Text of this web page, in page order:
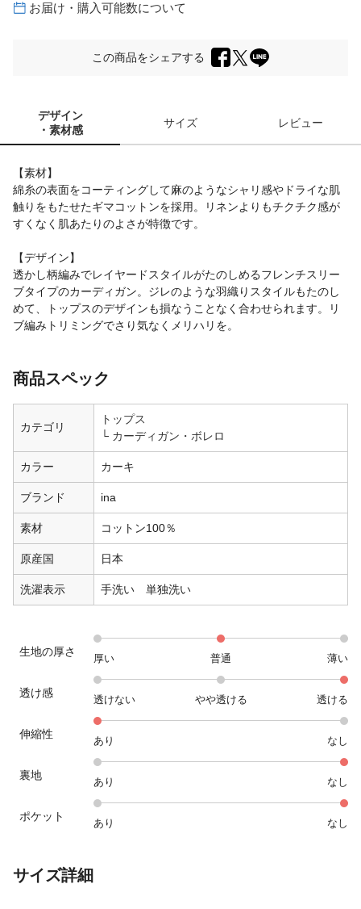
お届け・購入可能数について
この商品をシェアする
デザイン
・素材感
サイズ レビュー
【素材】
綿糸の表面をコーティングして麻のようなシャリ感やドライな肌
触りをもたせたギマコットンを採用。リネンよりもチクチク感が
すくなく肌あたりのよさが特徴です。
【デザイン】
透かし柄編みでレイヤードスタイルがたのしめるフレンチスリー
ブタイプのカーディガン。ジレのような羽織りスタイルもたのし
めて、トップスのデザインも損なうことなく合わせられます。リ
ブ編みトリミングでさり気なくメリハリを。
商品スペック
カテゴリ
トップス
カーディガン・ボレロ
カラー カーキ
ブランド ina
素材 コットン100％
原産国 日本
洗濯表示 手洗い 単独洗い
生地の厚さ
厚い 普通 薄い
透け感
透けない やや透ける 透ける
伸縮性
あり なし
裏地
あり なし
ポケット
あり なし
サイズ詳細